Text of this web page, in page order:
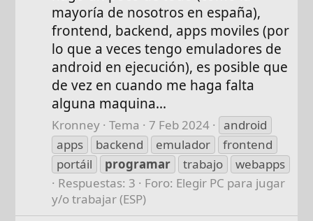
mayoría de nosotros en españa),
frontend, backend, apps moviles (por
lo que a veces tengo emuladores de
android en ejecución), es posible que
de vez en cuando me haga falta
alguna maquina...
Kronney Tema 7 Feb 2024
android
apps
backend emulador
frontend
portáil
programar trabajo
webapps
Respuestas: 3
Foro: Elegir PC para jugar
y/o trabajar (ESP)